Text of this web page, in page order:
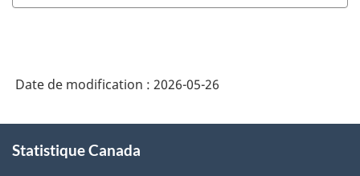
Date de modification : 2026-05-26
propos
Statistique Canada